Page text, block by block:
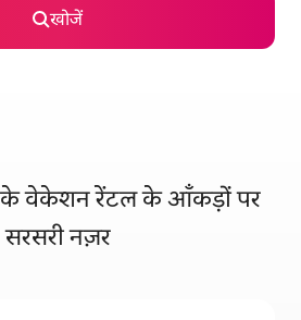
खोजें
के वेकेशन रेंटल के आँकड़ों पर
सरसरी नज़र